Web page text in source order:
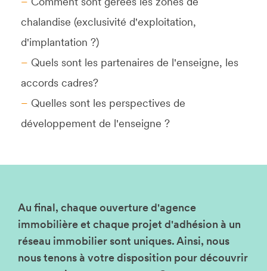
Comment sont gérées les zones de
chalandise (exclusivité d'exploitation,
d'implantation ?)
Quels sont les partenaires de l'enseigne, les
accords cadres?
Quelles sont les perspectives de
développement de l'enseigne ?
Au final, chaque ouverture d'agence
immobilière et chaque projet d'adhésion à un
réseau immobilier sont uniques. Ainsi, nous
nous tenons à votre disposition pour découvrir